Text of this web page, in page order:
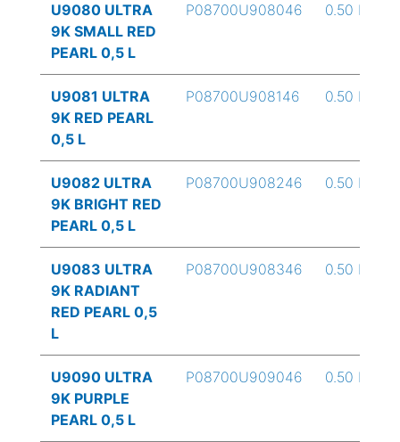
U9080 ULTRA
9K SMALL RED
PEARL 0,5 L
P08700U908046 0.50 L
U9081 ULTRA
9K RED PEARL
0,5 L
P08700U908146 0.50 L
U9082 ULTRA
9K BRIGHT RED
PEARL 0,5 L
P08700U908246 0.50 L
U9083 ULTRA
9K RADIANT
RED PEARL 0,5
L
P08700U908346 0.50 L
U9090 ULTRA
9K PURPLE
PEARL 0,5 L
P08700U909046 0.50 L